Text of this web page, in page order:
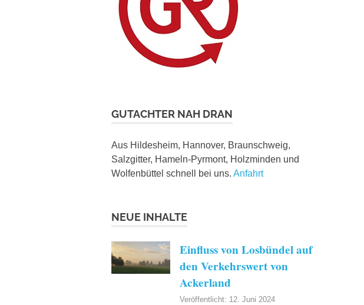
GUTACHTER NAH DRAN
Aus Hildesheim, Hannover, Braunschweig,
Salzgitter, Hameln-Pyrmont, Holzminden und
Wolfenbüttel schnell bei uns.Anfahrt
NEUE INHALTE
Einfluss von Losbündel auf
den Verkehrswert von
Ackerland
Veröffentlicht: 12. Juni 2024